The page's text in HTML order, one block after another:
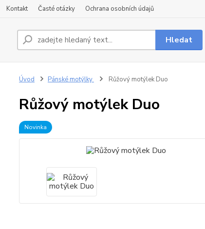
Kontakt Časté otázky Ochrana osobních údajů
Hledat
Úvod Pánské motýlky Růžový motýlek Duo
Růžový motýlek Duo
Novinka